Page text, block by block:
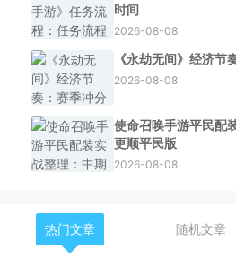
时间
2026-08-08
《永劫无间》经济节
2026-08-08
使命召唤手游平民配
更顺平民版
2026-08-08
热门文章 随机文章